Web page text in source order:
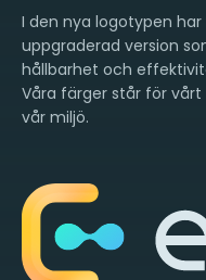
I den nya logotypen har
uppgraderad version
hållbarhet och
Våra färger står för vårt
vår miljö.